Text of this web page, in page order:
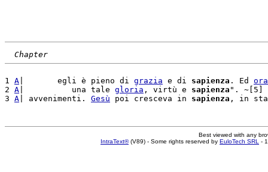
Chapter
1 A |       egli è pieno di grazia e di sapienza . Ed ora
2 A |          una tale gloria , virtù e sapienza ". ~[5]
3 A | avvenimenti. Gesù poi cresceva in sapienza , in
Best viewed with any
IntraText®(V89) - Some rights reserved by EuloTech SRL -